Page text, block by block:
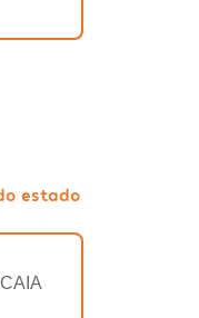
estado